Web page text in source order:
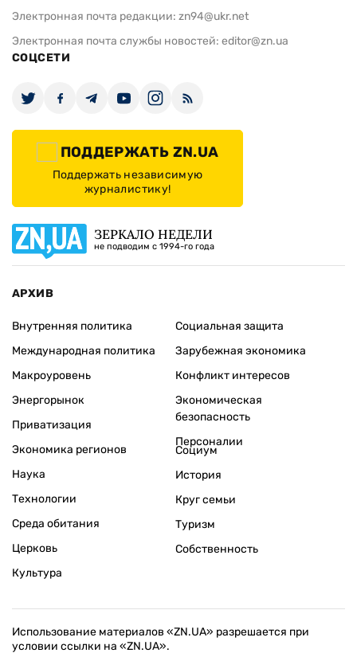
Электронная почта редакции: zn94@ukr.net
Электронная почта службы новостей: editor@zn.ua
СОЦСЕТИ
ПОДДЕРЖАТЬ ZN.UA
Поддержать независимую
журналистику!
ЗЕРКАЛО НЕДЕЛИ
не подводим с 1994-го года
АРХИВ
Внутренняя политика
Международная политика
Макроуровень
Энергорынок
Приватизация
Экономика регионов
Социальная защита
Зарубежная экономика
Конфликт интересов
Экономическая
безопасность
Персоналии
Наука
Технологии
Среда обитания
Церковь
Культура
Социум
История
Круг семьи
Туризм
Собственность
Использование материалов «ZN.UA» разрешается при
условии ссылки на «ZN.UA».